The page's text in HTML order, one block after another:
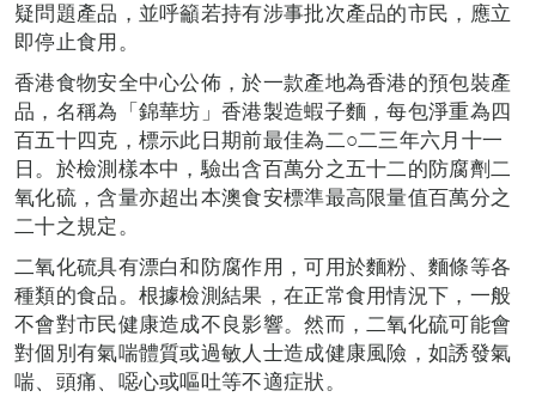
疑問題產品，並呼籲若持有涉事批次產品的市民，應立
即停止食用。
香港食物安全中心公佈，於一款產地為香港的預包裝產
品，名稱為「錦華坊」香港製造蝦子麵，每包淨重為四
百五十四克，標示此日期前最佳為二○二三年六月十一
日。於檢測樣本中，驗出含百萬分之五十二的防腐劑二
氧化硫，含量亦超出本澳食安標準最高限量值百萬分之
二十之規定。
二氧化硫具有漂白和防腐作用，可用於麵粉、麵條等各
種類的食品。根據檢測結果，在正常食用情況下，一般
不會對市民健康造成不良影響。然而，二氧化硫可能會
對個別有氣喘體質或過敏人士造成健康風險，如誘發氣
喘、頭痛、噁心或嘔吐等不適症狀。